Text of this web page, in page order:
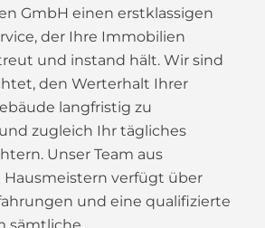
GmbH einen erstklassigen
der Ihre Immobilien
und instand hält. Wir sind
den Werterhalt Ihrer
langfristig zu
zugleich Ihr tägliches
Unser Team aus
Hausmeistern verfügt über
und eine qualifizierte
sämtliche